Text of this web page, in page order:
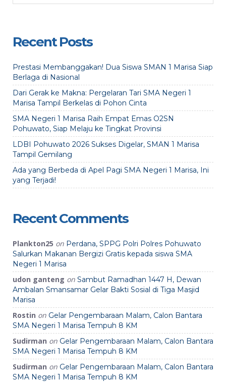
Recent Posts
Prestasi Membanggakan! Dua Siswa SMAN 1 Marisa Siap
Berlaga di Nasional
Dari Gerak ke Makna: Pergelaran Tari SMA Negeri 1
Marisa Tampil Berkelas di Pohon Cinta
SMA Negeri 1 Marisa Raih Empat Emas O2SN
Pohuwato, Siap Melaju ke Tingkat Provinsi
LDBI Pohuwato 2026 Sukses Digelar, SMAN 1 Marisa
Tampil Gemilang
Ada yang Berbeda di Apel Pagi SMA Negeri 1 Marisa, Ini
yang Terjadi!
Recent Comments
Plankton25 on Perdana, SPPG Polri Polres Pohuwato
Salurkan Makanan Bergizi Gratis kepada siswa SMA
Negeri 1 Marisa
udon ganteng on Sambut Ramadhan 1447 H, Dewan
Ambalan Smansamar Gelar Bakti Sosial di Tiga Masjid
Marisa
Rostin on Gelar Pengembaraan Malam, Calon Bantara
SMA Negeri 1 Marisa Tempuh 8 KM
Sudirman on Gelar Pengembaraan Malam, Calon Bantara
SMA Negeri 1 Marisa Tempuh 8 KM
Sudirman on Gelar Pengembaraan Malam, Calon Bantara
SMA Negeri 1 Marisa Tempuh 8 KM